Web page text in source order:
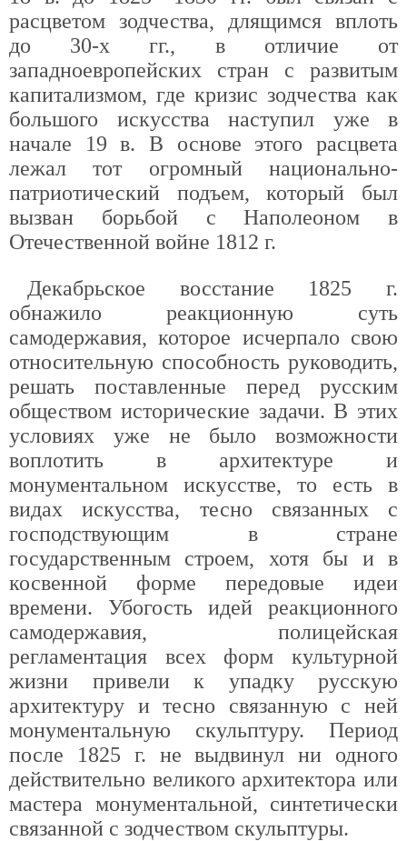
расцветом зодчества, длящимся вплоть
до 30-х гг., в отличие от
западноевропейских стран с развитым
капитализмом, где кризис зодчества как
большого искусства наступил уже в
начале 19 в. В основе этого расцвета
лежал тот огромный национально-
патриотический подъем, который был
вызван борьбой с Наполеоном в
Отечественной войне 1812 г.
Декабрьское восстание 1825 г.
обнажило реакционную суть
самодержавия, которое исчерпало свою
относительную способность руководить,
решать поставленные перед русским
обществом исторические задачи. В этих
условиях уже не было возможности
воплотить в архитектуре и
монументальном искусстве, то есть в
видах искусства, тесно связанных с
господствующим в стране
государственным строем, хотя бы и в
косвенной форме передовые идеи
времени. Убогость идей реакционного
самодержавия, полицейская
регламентация всех форм культурной
жизни привели к упадку русскую
архитектуру и тесно связанную с ней
монументальную скульптуру. Период
после 1825 г. не выдвинул ни одного
действительно великого архитектора или
мастера монументальной, синтетически
связанной с зодчеством скульптуры.